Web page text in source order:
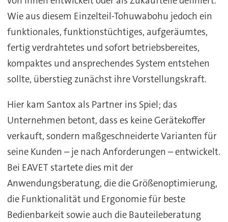
Wie aus diesem Einzelteil-Tohuwabohu jedoch ein
funktionales, funktionstüchtiges, aufgeräumtes,
fertig verdrahtetes und sofort betriebsbereites,
kompaktes und ansprechendes System entstehen
sollte, überstieg zunächst ihre Vorstellungskraft.
Hier kam Santox als Partner ins Spiel; das
Unternehmen betont, dass es keine Gerätekoffer
verkauft, sondern maßgeschneiderte Varianten für
seine Kunden – je nach Anforderungen – entwickelt.
Bei EAVET startete dies mit der
Anwendungsberatung, die die Größenoptimierung,
die Funktionalität und Ergonomie für beste
Bedienbarkeit sowie auch die Bauteileberatung